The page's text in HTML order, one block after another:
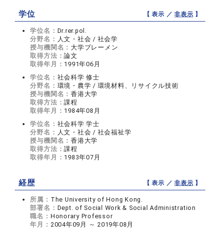
学位 【 表示 ／非表示 】
学位名： Dr.rer.pol.
分野名： 人文・社会 / 社会学
授与機関名： 大学ブレーメン
取得方法：論文
取得年月： 1991年06月
学位名： 社会科学 修士
分野名： 環境・農学 / 環境材料、リサイクル技術
授与機関名：香港大学
取得方法：課程
取得年月： 1984年08月
学位名： 社会科学 学士
分野名： 人文・社会 / 社会福祉学
授与機関名：香港大学
取得方法：課程
取得年月： 1983年07月
経歴 【 表示 ／非表示 】
所属： The University of Hong Kong.
部署名： Dept. of Social Work & Social Administration
職名： Honorary Professor
年月： 2004年09月 ～ 2019年08月